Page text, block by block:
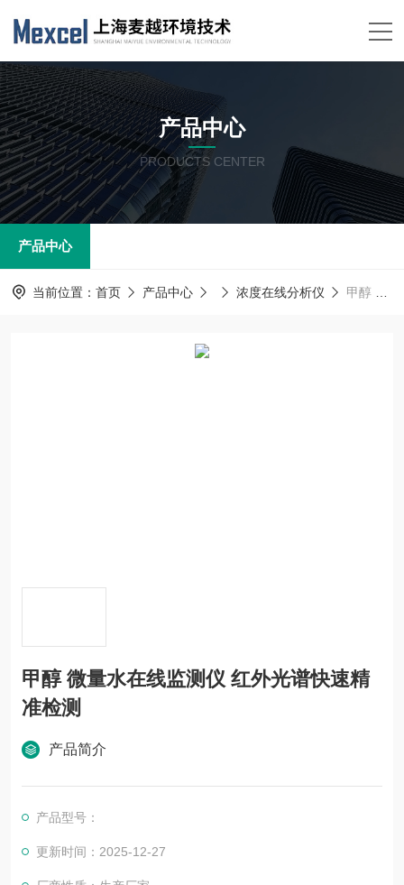
产品中心
PRODUCTS CENTER
产品中心
当前位置： 首页 产品中心 浓度在线分析仪 甲醇 微量水在线监测仪 红外光谱快速精准检测
甲醇 微量水在线监测仪 红外光谱快速精
准检测
产品简介
产品型号：
更新时间：2025-12-27